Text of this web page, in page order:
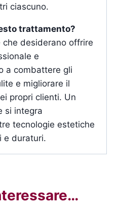
ciascuno.
trattamento?
desiderano offrire
e
a combattere gli
e migliorare il
propri clienti. Un
si integra
tecnologie estetiche
e duraturi.